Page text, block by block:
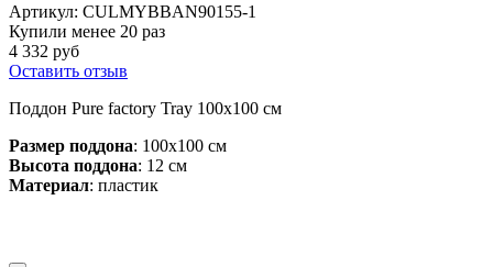
Артикул: CULMYBBAN90155-1
Купили менее 20 раз
4 332 руб
Оставить отзыв
Поддон Pure factory Tray 100x100 см
Размер поддона: 100х100 см
Высота поддона: 12 см
Материал: пластик